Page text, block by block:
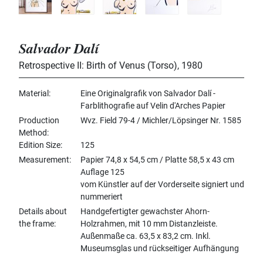
Salvador Dalí
Retrospective II: Birth of Venus (Torso), 1980
Material
Eine Originalgrafik von Salvador Dalí -
Farblithografie auf Velin d'Arches Papier
Production
Method
Wvz. Field 79-4 / Michler/Löpsinger Nr. 1585
Edition Size
125
Measurement
Papier 74,8 x 54,5 cm / Platte 58,5 x 43 cm
Auflage 125
vom Künstler auf der Vorderseite signiert und
nummeriert
Details about
the frame
Handgefertigter gewachster Ahorn-
Holzrahmen, mit 10 mm Distanzleiste.
Außenmaße ca. 63,5 x 83,2 cm. Inkl.
Museumsglas und rückseitiger Aufhängung